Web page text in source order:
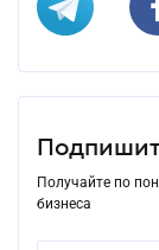
Получайте по
бизнеса